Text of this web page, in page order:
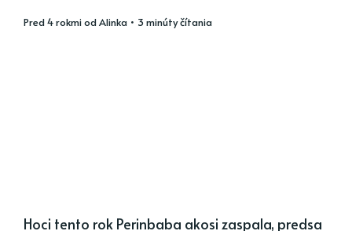
pred 4 rokmiodAlinka • 3 minúty čítania
Hoci tento rok Perinbaba akosi zaspala, predsa